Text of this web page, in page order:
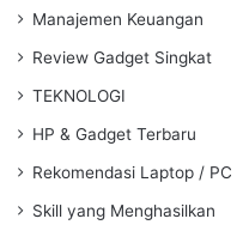
Manajemen Keuangan
Review Gadget Singkat
TEKNOLOGI
HP & Gadget Terbaru
Rekomendasi Laptop / PC
Skill yang Menghasilkan